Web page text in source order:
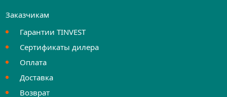
Заказчикам
Гарантии TINVEST
Сертификаты дилера
Оплата
Доставка
Возврат